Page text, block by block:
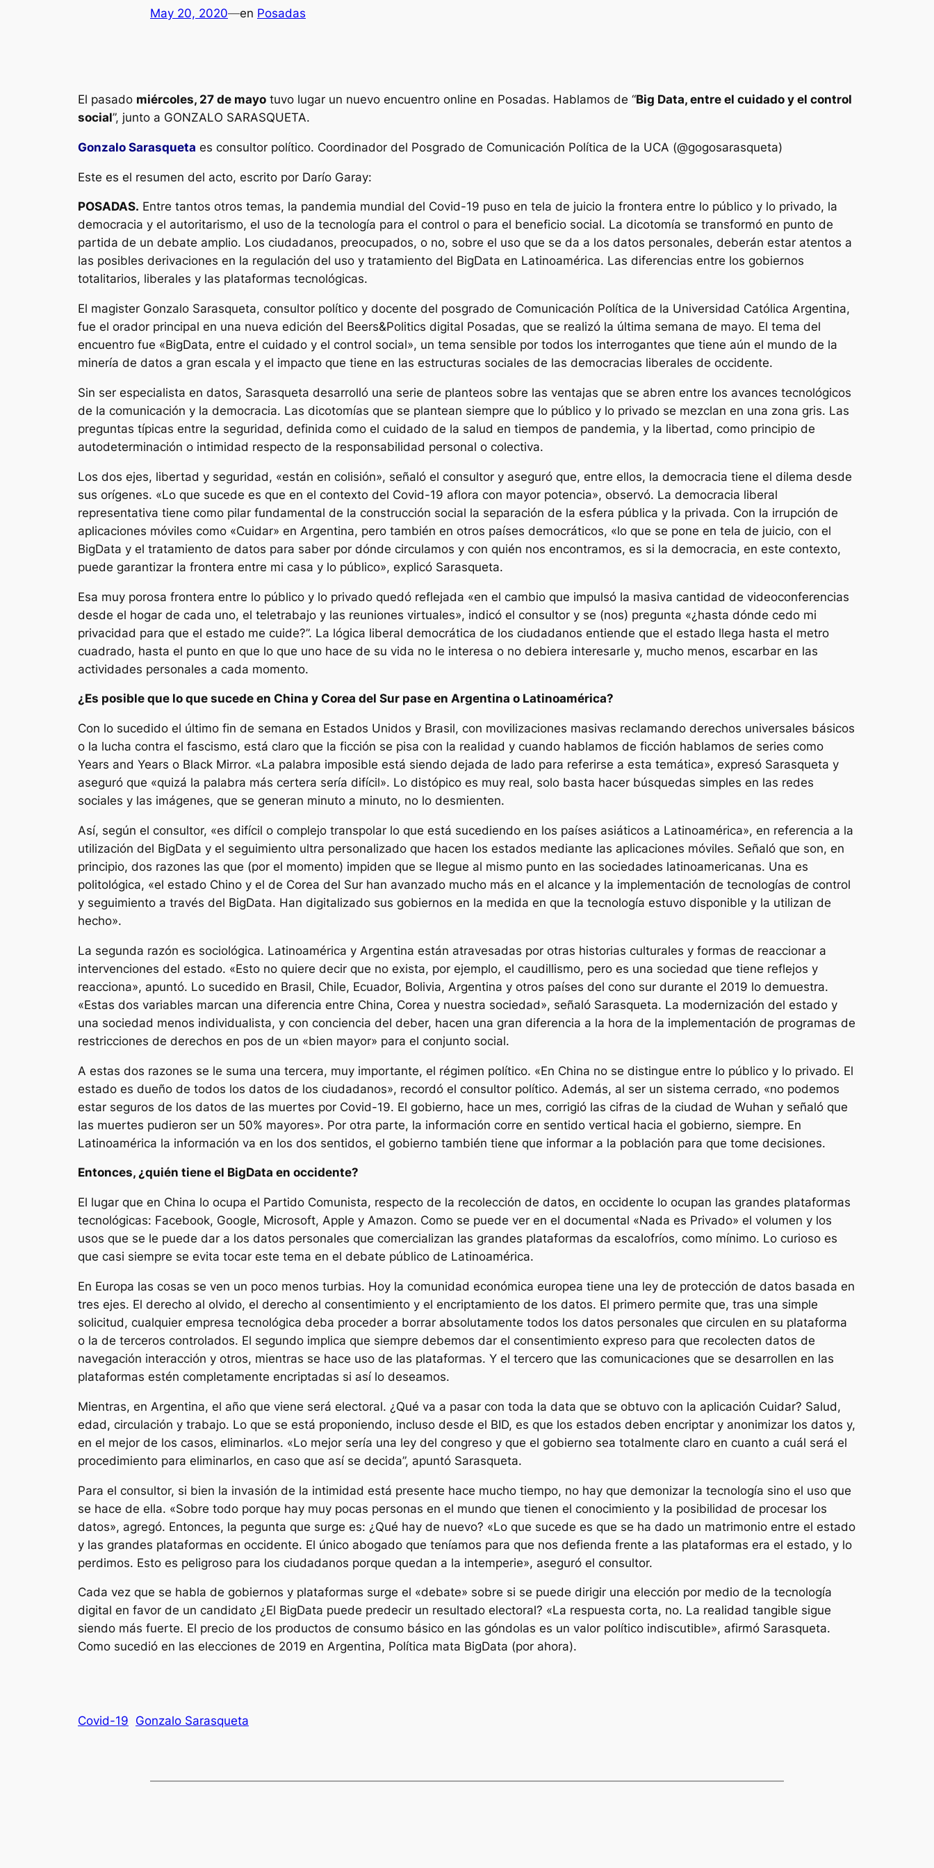
May 20, 2020—en Posadas
El pasado miércoles, 27 de mayo tuvo lugar un nuevo encuentro online en Posadas. Hablamos de “Big Data, entre el cuidado y el control
social”, junto a GONZALO SARASQUETA.
Gonzalo Sarasqueta es consultor político. Coordinador del Posgrado de Comunicación Política de la UCA (@gogosarasqueta)
Este es el resumen del acto, escrito por Darío Garay:
POSADAS. Entre tantos otros temas, la pandemia mundial del Covid-19 puso en tela de juicio la frontera entre lo público y lo privado, la
democracia y el autoritarismo, el uso de la tecnología para el control o para el beneficio social. La dicotomía se transformó en punto de
partida de un debate amplio. Los ciudadanos, preocupados, o no, sobre el uso que se da a los datos personales, deberán estar atentos a
las posibles derivaciones en la regulación del uso y tratamiento del BigData en Latinoamérica. Las diferencias entre los gobiernos
totalitarios, liberales y las plataformas tecnológicas.
El magister Gonzalo Sarasqueta, consultor político y docente del posgrado de Comunicación Política de la Universidad Católica Argentina,
fue el orador principal en una nueva edición del Beers&Politics digital Posadas, que se realizó la última semana de mayo. El tema del
encuentro fue «BigData, entre el cuidado y el control social», un tema sensible por todos los interrogantes que tiene aún el mundo de la
minería de datos a gran escala y el impacto que tiene en las estructuras sociales de las democracias liberales de occidente.
Sin ser especialista en datos, Sarasqueta desarrolló una serie de planteos sobre las ventajas que se abren entre los avances tecnológicos
de la comunicación y la democracia. Las dicotomías que se plantean siempre que lo público y lo privado se mezclan en una zona gris. Las
preguntas típicas entre la seguridad, definida como el cuidado de la salud en tiempos de pandemia, y la libertad, como principio de
autodeterminación o intimidad respecto de la responsabilidad personal o colectiva.
Los dos ejes, libertad y seguridad, «están en colisión», señaló el consultor y aseguró que, entre ellos, la democracia tiene el dilema desde
sus orígenes. «Lo que sucede es que en el contexto del Covid-19 aflora con mayor potencia», observó. La democracia liberal
representativa tiene como pilar fundamental de la construcción social la separación de la esfera pública y la privada. Con la irrupción de
aplicaciones móviles como «Cuidar» en Argentina, pero también en otros países democráticos, «lo que se pone en tela de juicio, con el
BigData y el tratamiento de datos para saber por dónde circulamos y con quién nos encontramos, es si la democracia, en este contexto,
puede garantizar la frontera entre mi casa y lo público», explicó Sarasqueta.
Esa muy porosa frontera entre lo público y lo privado quedó reflejada «en el cambio que impulsó la masiva cantidad de videoconferencias
desde el hogar de cada uno, el teletrabajo y las reuniones virtuales», indicó el consultor y se (nos) pregunta «¿hasta dónde cedo mi
privacidad para que el estado me cuide?”. La lógica liberal democrática de los ciudadanos entiende que el estado llega hasta el metro
cuadrado, hasta el punto en que lo que uno hace de su vida no le interesa o no debiera interesarle y, mucho menos, escarbar en las
actividades personales a cada momento.
¿Es posible que lo que sucede en China y Corea del Sur pase en Argentina o Latinoamérica?
Con lo sucedido el último fin de semana en Estados Unidos y Brasil, con movilizaciones masivas reclamando derechos universales básicos
o la lucha contra el fascismo, está claro que la ficción se pisa con la realidad y cuando hablamos de ficción hablamos de series como
Years and Years o Black Mirror. «La palabra imposible está siendo dejada de lado para referirse a esta temática», expresó Sarasqueta y
aseguró que «quizá la palabra más certera sería difícil». Lo distópico es muy real, solo basta hacer búsquedas simples en las redes
sociales y las imágenes, que se generan minuto a minuto, no lo desmienten.
Así, según el consultor, «es difícil o complejo transpolar lo que está sucediendo en los países asiáticos a Latinoamérica», en referencia a la
utilización del BigData y el seguimiento ultra personalizado que hacen los estados mediante las aplicaciones móviles. Señaló que son, en
principio, dos razones las que (por el momento) impiden que se llegue al mismo punto en las sociedades latinoamericanas. Una es
politológica, «el estado Chino y el de Corea del Sur han avanzado mucho más en el alcance y la implementación de tecnologías de control
y seguimiento a través del BigData. Han digitalizado sus gobiernos en la medida en que la tecnología estuvo disponible y la utilizan de
hecho».
La segunda razón es sociológica. Latinoamérica y Argentina están atravesadas por otras historias culturales y formas de reaccionar a
intervenciones del estado. «Esto no quiere decir que no exista, por ejemplo, el caudillismo, pero es una sociedad que tiene reflejos y
reacciona», apuntó. Lo sucedido en Brasil, Chile, Ecuador, Bolivia, Argentina y otros países del cono sur durante el 2019 lo demuestra.
«Estas dos variables marcan una diferencia entre China, Corea y nuestra sociedad», señaló Sarasqueta. La modernización del estado y
una sociedad menos individualista, y con conciencia del deber, hacen una gran diferencia a la hora de la implementación de programas de
restricciones de derechos en pos de un «bien mayor» para el conjunto social.
A estas dos razones se le suma una tercera, muy importante, el régimen político. «En China no se distingue entre lo público y lo privado. El
estado es dueño de todos los datos de los ciudadanos», recordó el consultor político. Además, al ser un sistema cerrado, «no podemos
estar seguros de los datos de las muertes por Covid-19. El gobierno, hace un mes, corrigió las cifras de la ciudad de Wuhan y señaló que
las muertes pudieron ser un 50% mayores». Por otra parte, la información corre en sentido vertical hacia el gobierno, siempre. En
Latinoamérica la información va en los dos sentidos, el gobierno también tiene que informar a la población para que tome decisiones.
Entonces, ¿quién tiene el BigData en occidente?
El lugar que en China lo ocupa el Partido Comunista, respecto de la recolección de datos, en occidente lo ocupan las grandes plataformas
tecnológicas: Facebook, Google, Microsoft, Apple y Amazon. Como se puede ver en el documental «Nada es Privado» el volumen y los
usos que se le puede dar a los datos personales que comercializan las grandes plataformas da escalofríos, como mínimo. Lo curioso es
que casi siempre se evita tocar este tema en el debate público de Latinoamérica.
En Europa las cosas se ven un poco menos turbias. Hoy la comunidad económica europea tiene una ley de protección de datos basada en
tres ejes. El derecho al olvido, el derecho al consentimiento y el encriptamiento de los datos. El primero permite que, tras una simple
solicitud, cualquier empresa tecnológica deba proceder a borrar absolutamente todos los datos personales que circulen en su plataforma
o la de terceros controlados. El segundo implica que siempre debemos dar el consentimiento expreso para que recolecten datos de
navegación interacción y otros, mientras se hace uso de las plataformas. Y el tercero que las comunicaciones que se desarrollen en las
plataformas estén completamente encriptadas si así lo deseamos.
Mientras, en Argentina, el año que viene será electoral. ¿Qué va a pasar con toda la data que se obtuvo con la aplicación Cuidar? Salud,
edad, circulación y trabajo. Lo que se está proponiendo, incluso desde el BID, es que los estados deben encriptar y anonimizar los datos y,
en el mejor de los casos, eliminarlos. «Lo mejor sería una ley del congreso y que el gobierno sea totalmente claro en cuanto a cuál será el
procedimiento para eliminarlos, en caso que así se decida”, apuntó Sarasqueta.
Para el consultor, si bien la invasión de la intimidad está presente hace mucho tiempo, no hay que demonizar la tecnología sino el uso que
se hace de ella. «Sobre todo porque hay muy pocas personas en el mundo que tienen el conocimiento y la posibilidad de procesar los
datos», agregó. Entonces, la pegunta que surge es: ¿Qué hay de nuevo? «Lo que sucede es que se ha dado un matrimonio entre el estado
y las grandes plataformas en occidente. El único abogado que teníamos para que nos defienda frente a las plataformas era el estado, y lo
perdimos. Esto es peligroso para los ciudadanos porque quedan a la intemperie», aseguró el consultor.
Cada vez que se habla de gobiernos y plataformas surge el «debate» sobre si se puede dirigir una elección por medio de la tecnología
digital en favor de un candidato ¿El BigData puede predecir un resultado electoral? «La respuesta corta, no. La realidad tangible sigue
siendo más fuerte. El precio de los productos de consumo básico en las góndolas es un valor político indiscutible», afirmó Sarasqueta.
Como sucedió en las elecciones de 2019 en Argentina, Política mata BigData (por ahora).
Covid-19 Gonzalo Sarasqueta